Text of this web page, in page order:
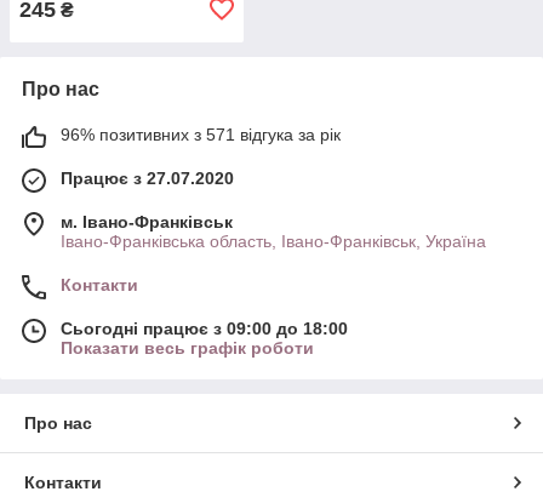
245 ₴
Про нас
96% позитивних з 571 відгука за рік
Працює з 27.07.2020
м. Івано-Франківськ
Івано-Франківська область, Івано-Франківськ, Україна
Контакти
Сьогодні працює з 09:00 до 18:00
Показати весь графік роботи
Про нас
Контакти